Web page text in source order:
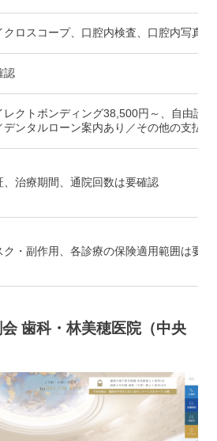
クロスコープ、口腔内検査、口腔内写真
認
レクトボンディング38,500円～、自由診
デンタルローン案内あり／その他の支払
、治療期間、通院回数は要確認
ク・副作用、各診療の保険適用範囲は要確
歯科・林美穂医院（中央